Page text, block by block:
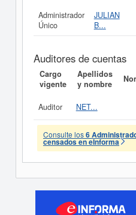
Administrador
Único
JULIAN
B...
Auditores de cuentas
Cargo
vigente
Apellidos
y nombre
Auditor NET...
Consulte los6
censados en eInforma